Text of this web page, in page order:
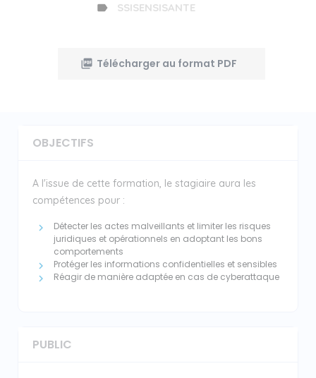
SSISENSISANTE
Télécharger au format PDF
OBJECTIFS
A l'issue de cette formation, le stagiaire aura les
compétences pour :
Détecter les actes malveillants et limiter les risques
juridiques et opérationnels en adoptant les bons
comportements
Protéger les informations confidentielles et sensibles
Réagir de manière adaptée en cas de cyberattaque
PUBLIC